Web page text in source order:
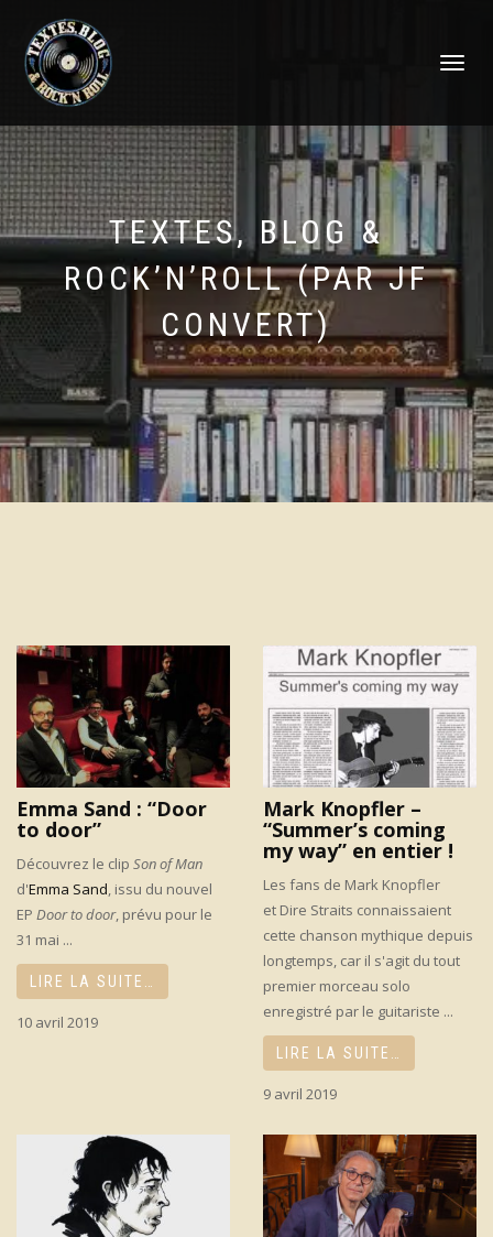
DÉPLIER
TEXTES, BLOG &
ROCK’N’ROLL (PAR JF
CONVERT)
Emma Sand : “Door
to door”
Découvrez le clip Son of Man
d'Emma Sand, issu du nouvel
EP Door to door, prévu pour le
31 mai ...
LIRE LA SUITE…
10 avril 2019
Mark Knopfler –
“Summer’s coming
my way” en entier !
Les fans de Mark Knopfler
et Dire Straits connaissaient
cette chanson mythique depuis
longtemps, car il s'agit du tout
premier morceau solo
enregistré par le guitariste ...
LIRE LA SUITE…
9 avril 2019